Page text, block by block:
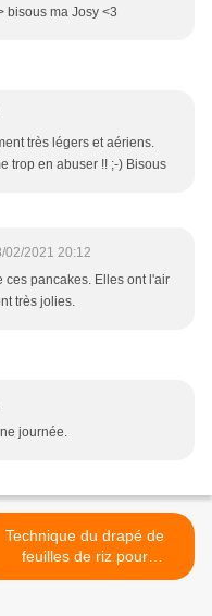
bisous ma Josy <3
très légers et aériens.
trop en abuser !! ;-) Bisous
02/2021 20:12
ces pancakes. Elles ont l'air
très jolies.
journée.
Technique du drapé de
feuilles de riz pour
de plats sucrés